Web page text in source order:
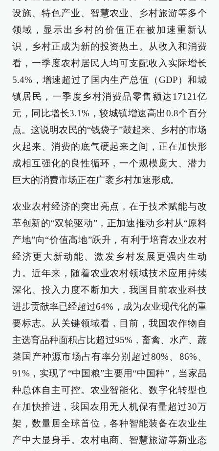
设施、特色产业、智慧农业、乡村旅游等多个
领域，显示出乡村的价值正在被加速重新认
识，乡村正成为新的投资热土。从收入和消费
看，一季度农村居民人均可支配收入实际增长
5.4%，增速超过了国内生产总值（GDP）和城
镇居民，一季度乡村消费品零售额达17121亿
元，同比增长3.1%，较城镇增速高出0.8个百分
点。这说明农民的“钱袋子”鼓起来、乡村的市场
火起来、消费的底气硬起来之间，正在加快形
成相互强化的良性循环，一个规模庞大、潜力
巨大的消费市场正在广袤乡村加速形成。
农业农村经济的突出亮点，在于技术赋能与改
革创新的“双轮驱动”，正加速推动乡村从“原料
产地”向“价值高地”跃升，有利于培育农业农村
经济更大新动能、激发乡村发展更强内生动
力。近年来，随着农业农村领域技术应用持续
深化、投入力度不断加大，我国目前农业科技
进步贡献率已经超过64%，成为农业现代化的重
要标志。从关键领域看，目前，我国农作物自
主选育品种面积占比超过95%，畜禽、水产、蔬
菜国产种源市场占有率分别超过80%、86%、
91%，实现了“中国粮”主要用“中国种”，当家品
种总体自主可控。农业智能化、数字化转型也
在加快推进，我国农用无人机保有量超过30万
架，数量居全球首位，各种智能装备在农业生
产中大显身手。农村电商、智慧旅游等新业态